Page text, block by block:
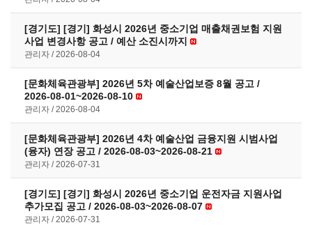
[경기도] [경기] 화성시 2026년 중소기업 매출채권보험 지원
사업 변경사항 공고 / 예산 소진시까지
관리자 2026-08-04
[문화체육관광부] 2026년 5차 예술산업보증 8월 공고 /
2026-08-01~2026-08-10
관리자 2026-08-04
[문화체육관광부] 2026년 4차 예술산업 금융지원 시범사업
(융자) 연장 공고 / 2026-08-03~2026-08-21
관리자 2026-07-31
[경기도] [경기] 화성시 2026년 중소기업 운전자금 지원사업
추가모집 공고 / 2026-08-03~2026-08-07
관리자 2026-07-31